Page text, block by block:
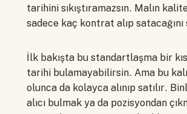
tarihini sıkıştıramazsın. Malın
sadece kaç kontrat alıp
İlk bakışta bu standartlaşma bir
tarihi bulamayabilirsin. Ama bu
olunca da kolayca alınıp satılır.
alıcı bulmak ya da pozisyondan